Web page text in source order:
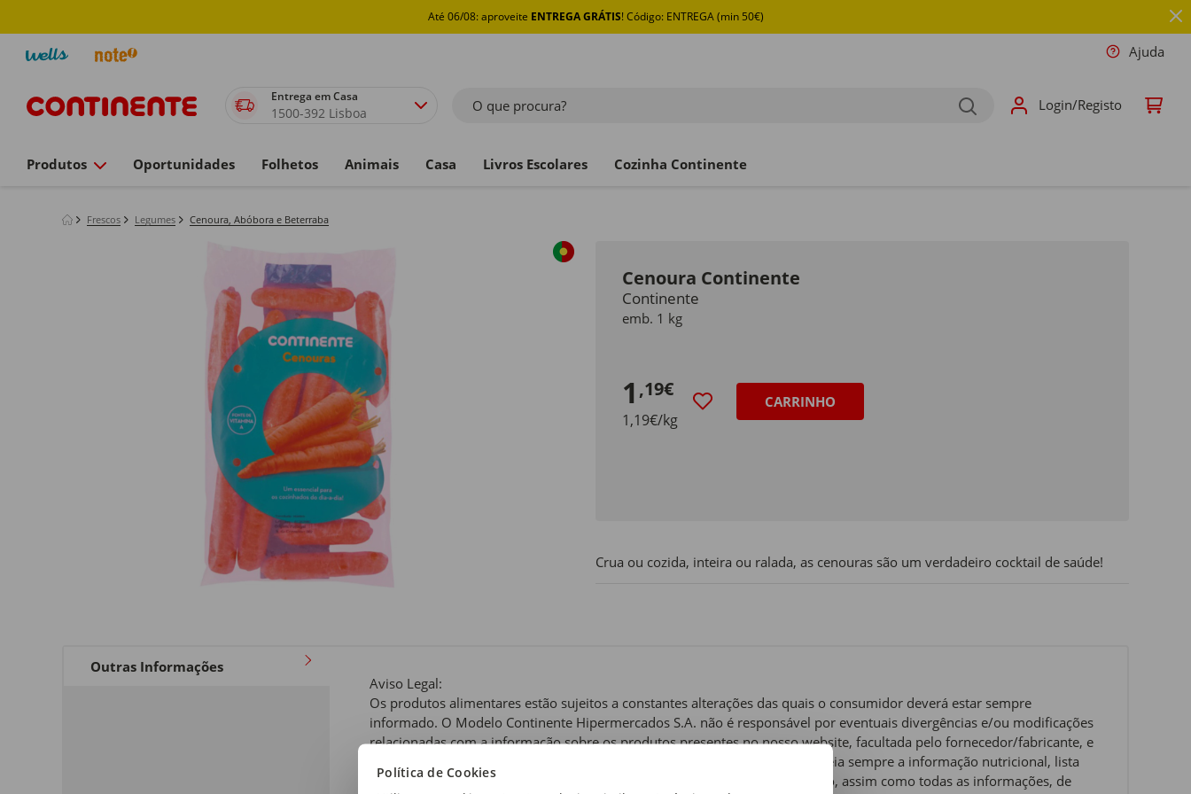
Política de Cookies
Até 06/08: aproveite ENTREGA GRÁTIS! Código: ENTREGA (min 50€)
Ajuda
Entrega em Casa
1500-392 Lisboa O que procura? Login/Registo
Produtos Oportunidades Folhetos Animais Casa Livros Escolares Cozinha Continente
Frescos Legumes Cenoura, Abóbora e Beterraba
Cenoura Continente
Continente
emb. 1 kg
1 ,19€
1,19€/kg
CARRINHO
Crua ou cozida, inteira ou ralada, as cenouras são um verdadeiro cocktail de saúde!
Outras Informações
Aviso Legal:
Os produtos alimentares estão sujeitos a constantes alterações das quais o consumidor deverá estar sempre
informado. O Modelo Continente Hipermercados S.A. não é responsável por eventuais divergências e/ou modificações
relacionadas com a informação sobre os produtos presentes no nosso website, facultada pelo fornecedor/fabricante, e
a que figura nos rótulos dos mesmos. Por esta razão, recomendamos que leia sempre a informação nutricional, lista
de ingredientes, recomendações de utilização, preparação e/ou conservação, assim como todas as informações, de